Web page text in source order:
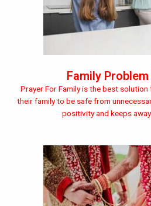
Family
Prayer For Family is the best
their family to be safe from
positivity and keeps